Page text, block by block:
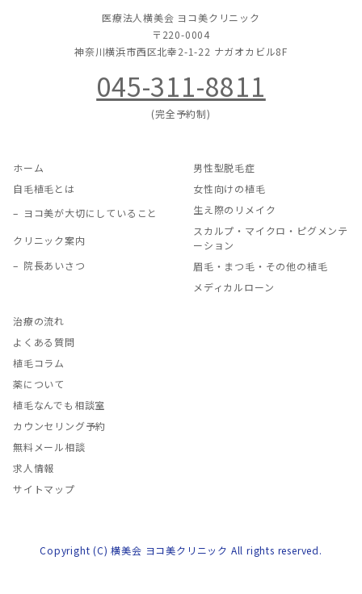
医療法人横美会 ヨコ美クリニック
〒220-0004
神奈川横浜市西区北幸2-1-22 ナガオカビル8F
045-311-8811
(完全予約制)
ホーム
自毛植毛とは
ヨコ美が大切にしていること
クリニック案内
院長あいさつ
男性型脱毛症
女性向けの植毛
生え際のリメイク
スカルプ・マイクロ・ピグメンテ
ーション
眉毛・まつ毛・その他の植毛
メディカルローン
治療の流れ
よくある質問
植毛コラム
薬について
植毛なんでも相談室
カウンセリング予約
無料メール相談
求人情報
サイトマップ
Copyright (C) 横美会 ヨコ美クリニック All rights reserved.